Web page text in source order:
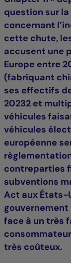
question sur
concernant
cette chute,
accusent une
Europe entre
(fabriquant
ses effectifs
20232 et
véhicules
véhicules
européenne
contreparties
subventions
Act aux États-
face à un très
très coûteux.